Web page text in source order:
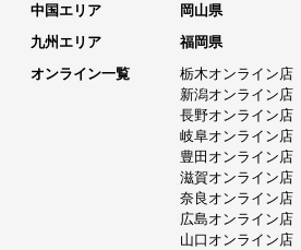
中国エリア
岡山県
九州エリア
福岡県
オンライン一覧
栃木オンライン店
新潟オンライン店
長野オンライン店
岐阜オンライン店
豊田オンライン店
滋賀オンライン店
奈良オンライン店
広島オンライン店
山口オンライン店